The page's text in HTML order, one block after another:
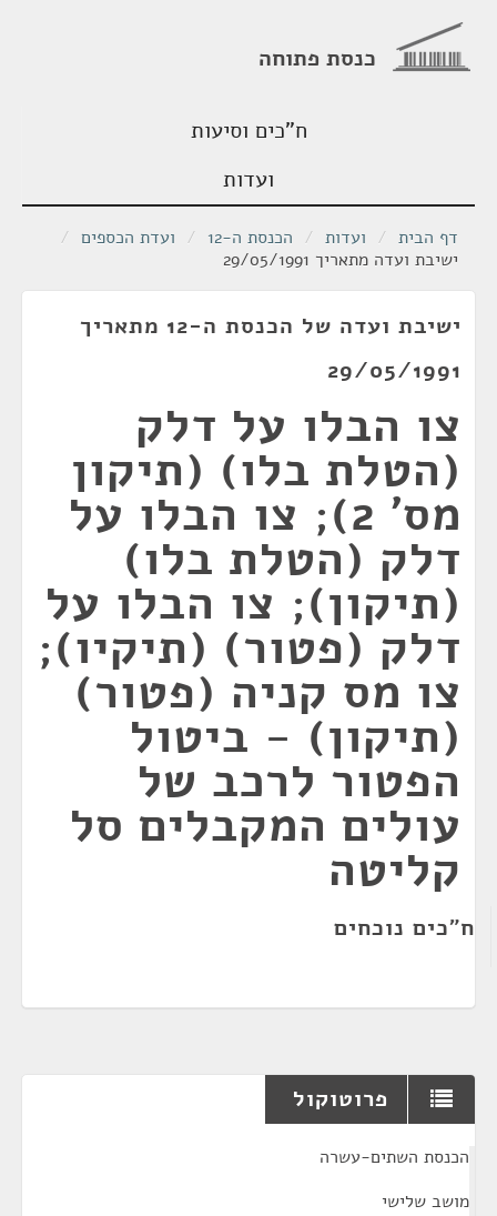
כנסת פתוחה
ח"כים וסיעות
ועדות
דף הבית / ועדות / הכנסת ה-12 / ועדת הכספים /
ישיבת ועדה מתאריך 29/05/1991
ישיבת ועדה של הכנסת ה-12 מתאריך
29/05/1991
צו הבלו על דלק
(הטלת בלו) (תיקון
מס' 2); צו הבלו על
דלק (הטלת בלו)
(תיקון); צו הבלו על
דלק (פטור) (תיקיו);
צו מס קניה (פטור)
(תיקון) - ביטול
הפטור לרכב של
עולים המקבלים סל
קליטה
ח"כים נוכחים
פרוטוקול
הכנסת השתים-עשרה
מושב שלישי